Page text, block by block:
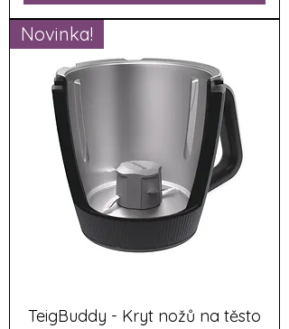
Novinka!
TeigBuddy - Kryt nožů na těsto